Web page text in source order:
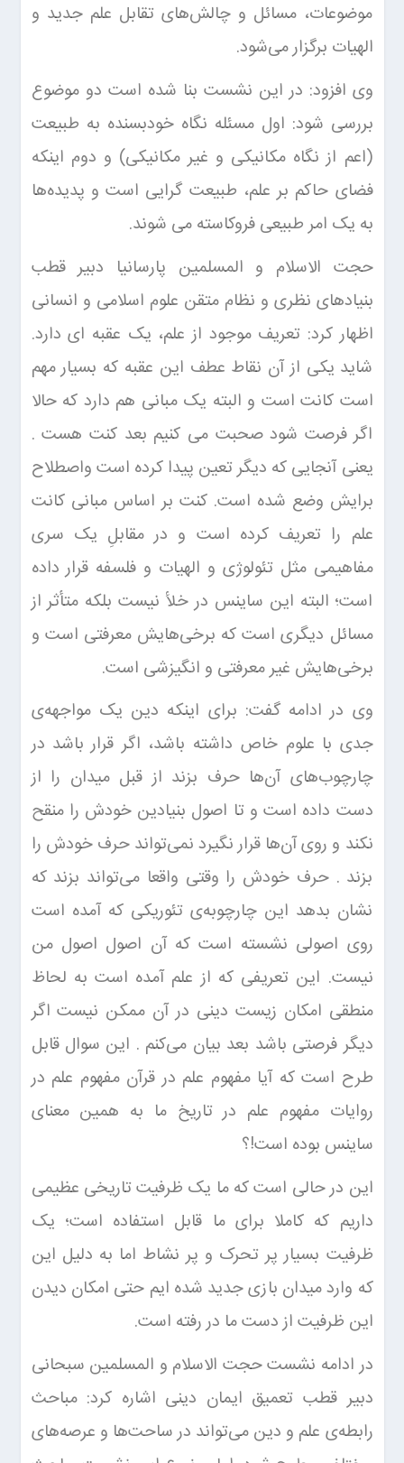
موضوعات، مسائل و چالش‌های تقابل علم جدید و
الهیات برگزار می‌شود.
وی افزود: در این نشست بنا شده است دو موضوع
بررسی شود: اول مسئله نگاه خودبسنده به طبیعت
(اعم از نگاه مکانیکی و غیر مکانیکی) و دوم اینکه
فضای حاکم بر علم، طبیعت گرایی است و پدیده‌ها
به یک امر طبیعی فروکاسته می شوند.
حجت الاسلام و المسلمین پارسانیا دبیر قطب
بنیادهای نظری و نظام متقن علوم اسلامی و انسانی
اظهار کرد: تعریف موجود از علم، یک عقبه ای دارد.
شاید یکی از آن نقاط عطف این عقبه که بسیار مهم
است کانت است و البته یک مبانی هم دارد که حالا
اگر فرصت شود صحبت می کنیم بعد کنت هست .
یعنی آنجایی که دیگر تعین پیدا کرده است واصطلاح
برایش وضع شده است. کنت بر اساس مبانی کانت
علم را تعریف کرده است و در مقابلِ یک سری
مفاهیمی مثل تئولوژی و الهیات و فلسفه قرار داده
است؛ البته این ساینس در خلأ نیست بلکه متأثر از
مسائل دیگری است که برخی‌هایش معرفتی است و
برخی‌هایش غیر معرفتی و انگیزشی است.
وی در ادامه گفت: برای اینکه دین یک مواجهه‌ی
جدی با علوم خاص داشته باشد، اگر قرار باشد در
چارچوب‌های آن‌ها حرف بزند از قبل میدان را از
دست داده است و تا اصول بنیادین خودش را منقح
نکند و روی آن‌ها قرار نگیرد نمی‌تواند حرف خودش را
بزند . حرف خودش را وقتی واقعا می‌تواند بزند که
نشان بدهد این چارچوبه‌ی تئوریکی که آمده است
روی اصولی نشسته است که آن اصول اصول من
نیست. این تعریفی که از علم آمده است به لحاظ
منطقی امکان زیست دینی در آن ممکن نیست اگر
دیگر فرصتی باشد بعد بیان می‌کنم . این سوال قابل
طرح است که آیا مفهوم علم در قرآن مفهوم علم در
روایات مفهوم علم در تاریخ ما به همین معنای
ساینس بوده است!؟
این در حالی است که ما یک ظرفیت تاریخی عظیمی
داریم که کاملا برای ما قابل استفاده است؛ یک
ظرفیت بسیار پر تحرک و پر نشاط اما به دلیل این
که وارد میدان بازی جدید شده ایم حتی امکان دیدن
این ظرفیت از دست ما در رفته است.
در ادامه نشست حجت الاسلام و المسلمین سبحانی
دبیر قطب تعمیق ایمان دینی اشاره کرد: مباحث
رابطه‌ی علم و دین می‌تواند در ساحت‌ها و عرصه‌های